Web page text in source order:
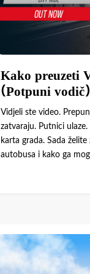
Kako preuzeti
(Potpuni vodič)
Vidjeli ste video.
zatvaraju. Putnici
karta grada. Sada
autobusa i kako ga